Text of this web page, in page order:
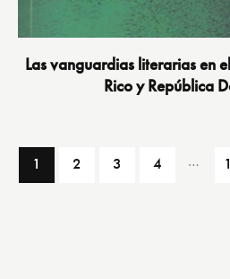
Las vanguardias literarias en
Rico y República
1 2 3 4 …